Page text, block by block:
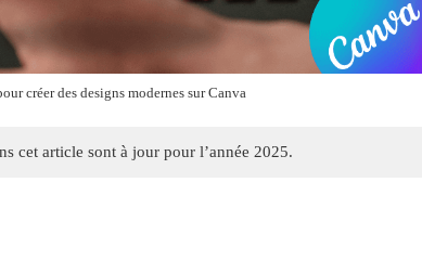
créer des designs modernes sur Canva
cet article sont à jour pour l’année 2025.